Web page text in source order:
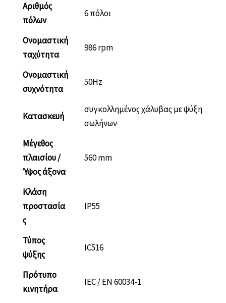
Αριθμός
πόλων
6 πόλοι
Ονομαστική
ταχύτητα
986 rpm
Ονομαστική
συχνότητα
50Hz
Κατασκευή
συγκολλημένος χάλυβας με ψύξη
σωλήνων
Μέγεθος
πλαισίου /
Ύψος άξονα
560 mm
Κλάση
προστασία
ς
IP55
Τύπος
ψύξης
IC516
Πρότυπο
κινητήρα
IEC / EN 60034-1